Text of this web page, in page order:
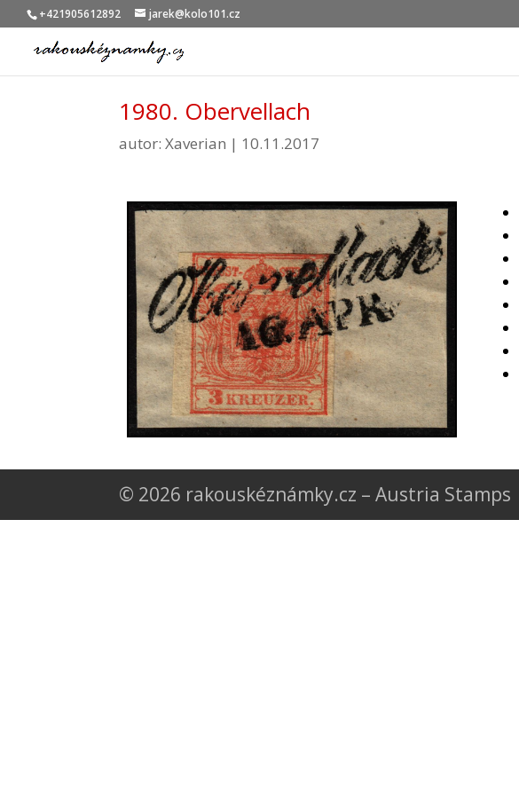
+421905612892 jarek@kolo101.cz
1980. Obervellach
autor:Xaverian | 10.11.2017
© 2026 rakouskéznámky.cz – Austria Stamps